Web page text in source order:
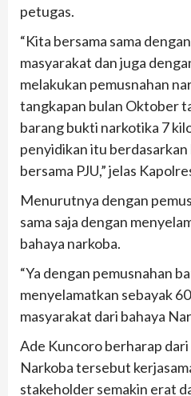
petugas.
“Kita bersama sama
masyarakat dan juga
melakukan pemusnahan
tangkapan bulan Oktober
barang bukti narkotika 7
penyidikan itu berdasarkan
bersama PJU,” jelas
Menurutnya dengan
sama saja dengan
bahaya narkoba.
“Ya dengan pemusnahan
menyelamatkan sebayak
masyarakat dari bahaya
Ade Kuncoro berharap
Narkoba tersebut
stakeholder semakin erat